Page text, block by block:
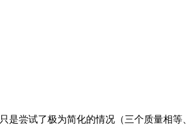
尝试了极为简化的情况（三个质量相等